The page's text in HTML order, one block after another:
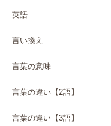
英語
言い換え
言葉の意味
言葉の違い【2語】
言葉の違い【3語】